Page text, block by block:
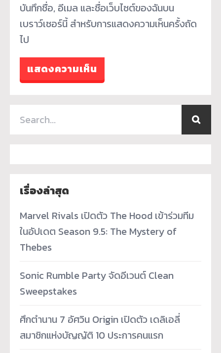
บันทึกชื่อ, อีเมล และชื่อเว็บไซต์ของฉันบน
เบราว์เซอร์นี้ สำหรับการแสดงความเห็นครั้งถัด
ไป
เรื่องล่าสุด
Marvel Rivals เปิดตัว The Hood เข้าร่วมทีม
ในอัปเดต Season 9.5: The Mystery of
Thebes
Sonic Rumble Party จัดอีเวนต์ Clean
Sweepstakes
ศึกตำนาน 7 อัศวิน Origin เปิดตัว เดลิเอลี่
สมาชิกแห่งบัญญัติ 10 ประการคนแรก